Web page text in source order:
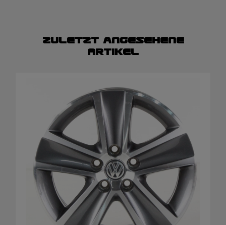
Zuletzt angesehene
Artikel